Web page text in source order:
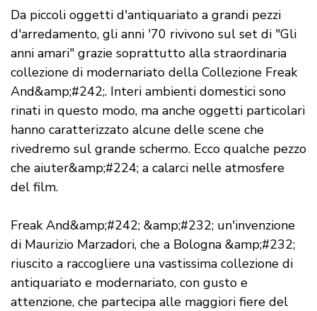
Da piccoli oggetti d'antiquariato a grandi pezzi
d'arredamento, gli anni '70 rivivono sul set di "Gli
anni amari" grazie soprattutto alla straordinaria
collezione di modernariato della Collezione Freak
And&amp;#242;. Interi ambienti domestici sono
rinati in questo modo, ma anche oggetti particolari
hanno caratterizzato alcune delle scene che
rivedremo sul grande schermo. Ecco qualche pezzo
che aiuter&amp;#224; a calarci nelle atmosfere
del film.
Freak And&amp;#242; &amp;#232; un'invenzione
di Maurizio Marzadori, che a Bologna &amp;#232;
riuscito a raccogliere una vastissima collezione di
antiquariato e modernariato, con gusto e
attenzione, che partecipa alle maggiori fiere del